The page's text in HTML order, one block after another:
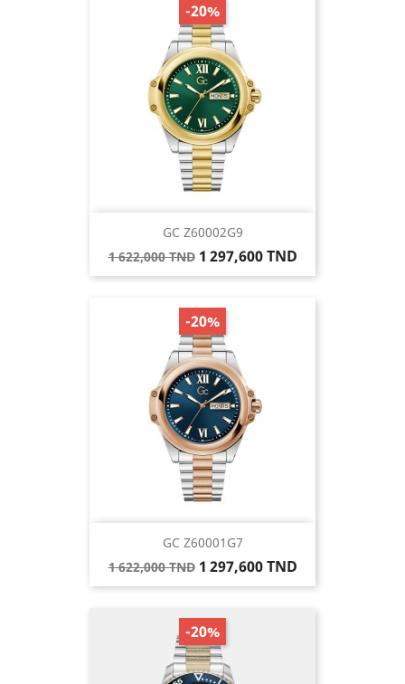
GC Z60002G9
Prix
de
1 622,000 TND Prix
1 297,600 TND
-20%
GC Z60001G7
Prix
de
1 622,000 TND Prix
1 297,600 TND
-20%
-20%